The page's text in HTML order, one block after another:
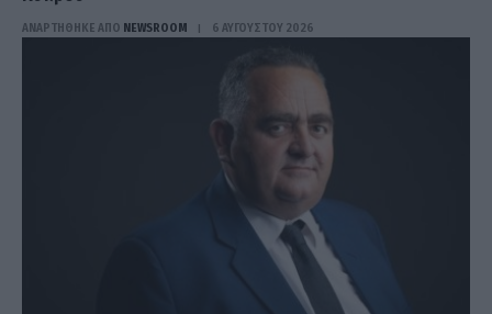
ΑΝΑΡΤΗΘΗΚΕ ΑΠΟ NEWSROOM 6 ΑΥΓΟΎΣΤΟΥ 2026